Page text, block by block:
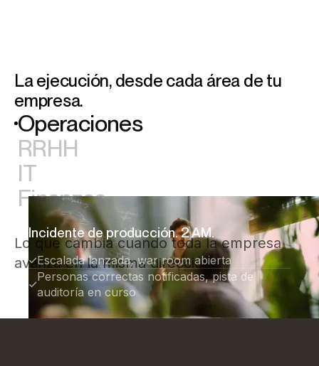
La ejecución, desde cada área de tu
empresa.
Operaciones
RRHH
IT
Finanzas
Incidente de producción. 2 AM.
Escalada lanzada, war room abierta
Personas correctas notificadas, pista de
auditoría en curso
Lo que cambia cuando toda la empresa
avanza en la misma dirección.